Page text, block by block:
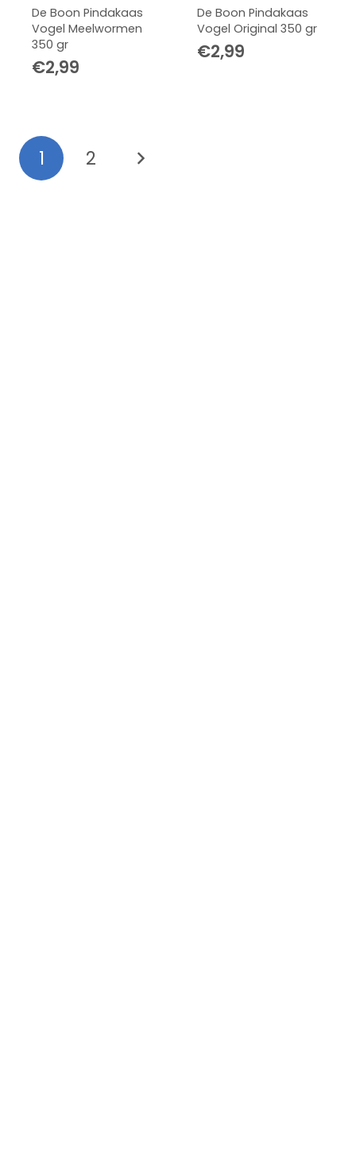
De Boon Pindakaas
Vogel Meelwormen
350 gr
€2,99
De Boon Pindakaas
Vogel Original 350 gr
€2,99
1 2